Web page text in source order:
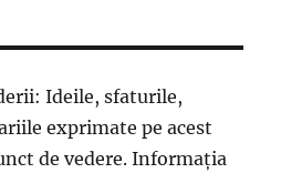
Ideile, sfaturile,
exprimate pe acest
de vedere. Informația